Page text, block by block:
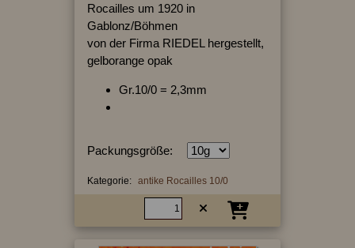
Rocailles um 1920 in
Gablonz/Böhmen
von der Firma RIEDEL hergestellt,
gelborange opak
Gr.10/0 = 2,3mm
Packungsgröße:
Kategorie: antike Rocailles 10/0